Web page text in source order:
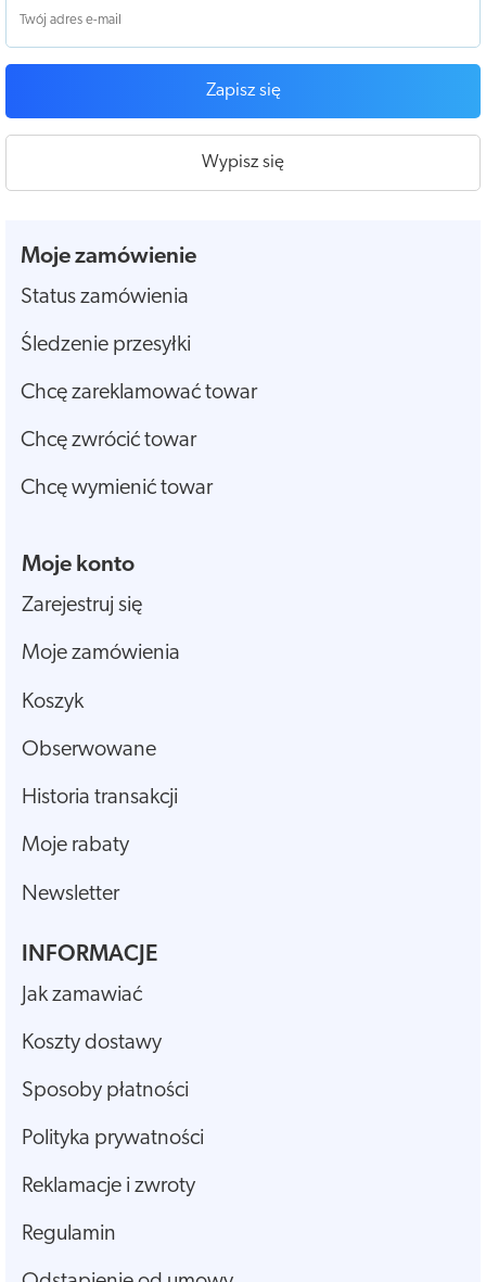
Zapisz się
Wypisz się
Moje zamówienie
Status zamówienia
Śledzenie przesyłki
Chcę zareklamować towar
Chcę zwrócić towar
Chcę wymienić towar
Moje konto
Zarejestruj się
Moje zamówienia
Koszyk
Obserwowane
Historia transakcji
Moje rabaty
Newsletter
INFORMACJE
Jak zamawiać
Koszty dostawy
Sposoby płatności
Polityka prywatności
Reklamacje i zwroty
Regulamin